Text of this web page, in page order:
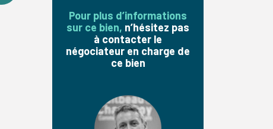
Pour plus d’informations
sur ce bien, n’hésitez pas
à contacter le
négociateur en charge de
ce bien